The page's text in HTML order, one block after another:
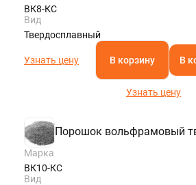
ВК8-КС
Вид
Твердосплавный
Узнать цену В корзину В
Узнать цену
Порошок вольфрамовый
Марка
ВК10-КС
Вид